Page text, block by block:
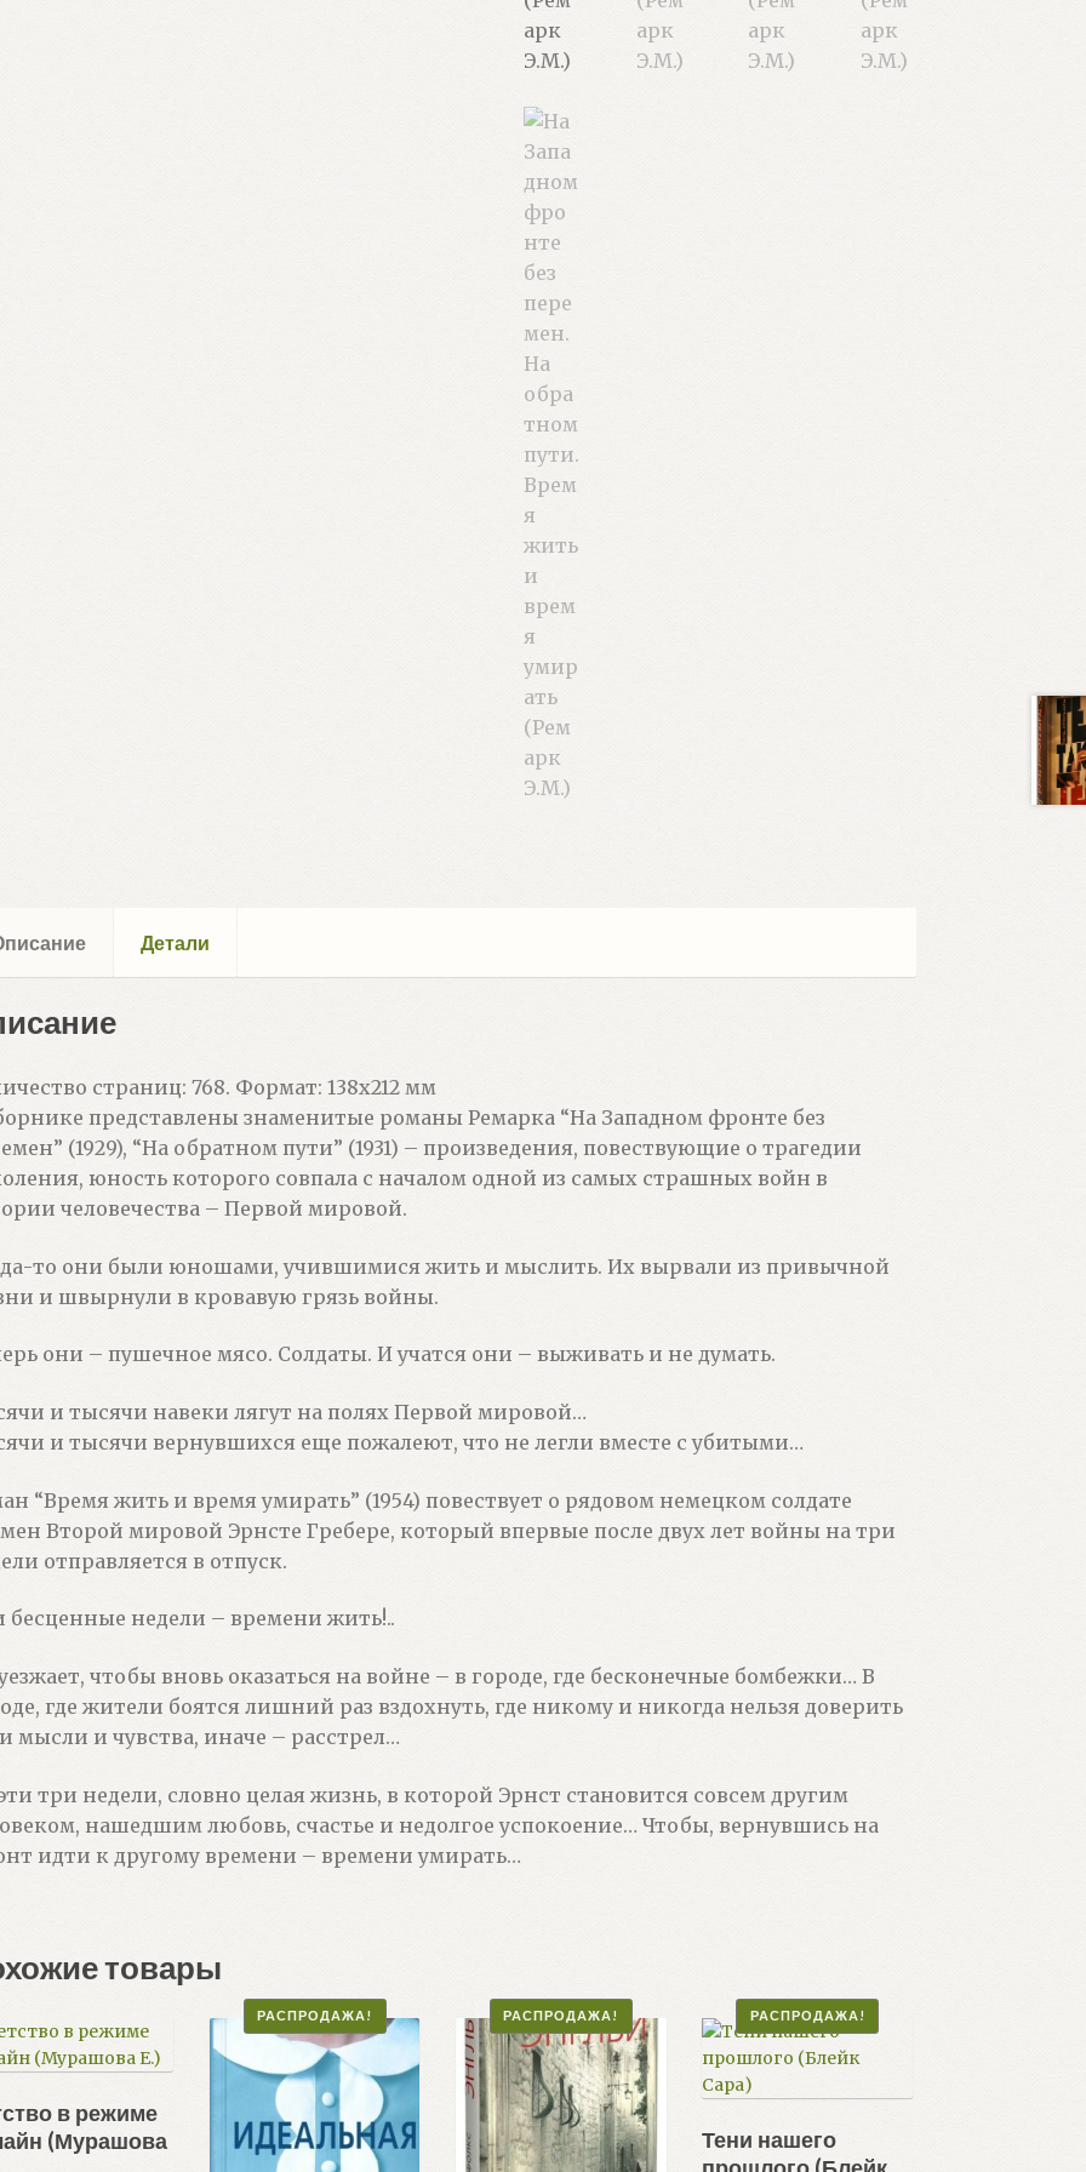
Детали
страниц: 768. Формат: 138х212 мм
представлены знаменитые романы Ремарка “На Западном фронте без
(1929), “На обратном пути” (1931) – произведения, повествующие о трагедии
юность которого совпала с началом одной из самых страшных войн в
человечества – Первой мировой.
то они были юношами, учившимися жить и мыслить. Их вырвали из привычной
и швырнули в кровавую грязь войны.
они – пушечное мясо. Солдаты. И учатся они – выживать и не думать.
и тысячи навеки лягут на полях Первой мировой…
и тысячи вернувшихся еще пожалеют, что не легли вместе с убитыми…
“Время жить и время умирать” (1954) повествует о рядовом немецком солдате
Второй мировой Эрнсте Гребере, который впервые после двух лет войны на три
отправляется в отпуск.
бесценные недели – времени жить!..
чтобы вновь оказаться на войне – в городе, где бесконечные бомбежки… В
где жители боятся лишний раз вздохнуть, где никому и никогда нельзя доверить
мысли и чувства, иначе – расстрел…
три недели, словно целая жизнь, в которой Эрнст становится совсем другим
нашедшим любовь, счастье и недолгое успокоение… Чтобы, вернувшись на
идти к другому времени – времени умирать…
товары
в режиме
(Мурашова
РАСПРОДАЖА! РАСПРОДАЖА!
Тени нашего
РАСПРОДАЖА!